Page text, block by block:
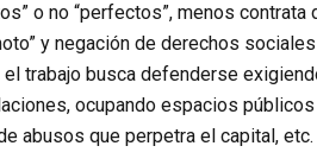
o no “perfectos”, menos
y negación de derechos
el trabajo busca defenderse
ocupando espacios
abusos que perpetra el capital, etc.